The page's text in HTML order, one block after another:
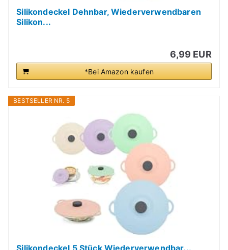
Silikondeckel Dehnbar, Wiederverwendbaren
Silikon...
6,99 EUR
*Bei Amazon kaufen
BESTSELLER NR. 5
Silikondeckel 5 Stück Wiederverwendbar...